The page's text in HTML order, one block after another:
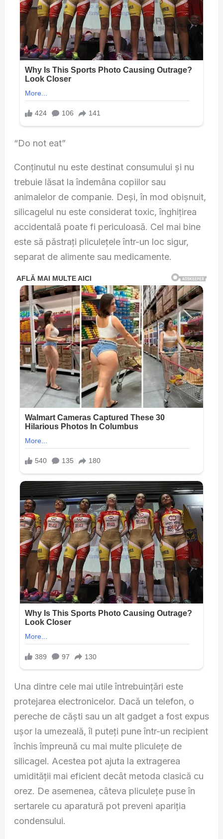
“Do not eat”
Conținutul nu este destinat consumului și nu
trebuie lăsat la îndemâna copiilor sau
animalelor de companie. Deși, în mod obișnuit,
silicagelul nu este considerat toxic, înghițirea
accidentală poate fi periculoasă. Cel mai bine
este să păstrați pliculețele într-un loc sigur,
separat de alimente sau medicamente.
Una dintre cele mai utile întrebuințări este
protejarea electronicelor. Dacă un telefon, o
pereche de căști sau un alt gadget a fost expus
ușor la umezeală, îl puteți pune într-un recipient
închis împreună cu mai multe pliculețe de
silicagel. Acestea pot ajuta la extragerea
umidității mai eficient decât metoda clasică cu
orez. De asemenea, câteva pliculețe puse în
sertarele cu aparatură pot preveni apariția
condensului.